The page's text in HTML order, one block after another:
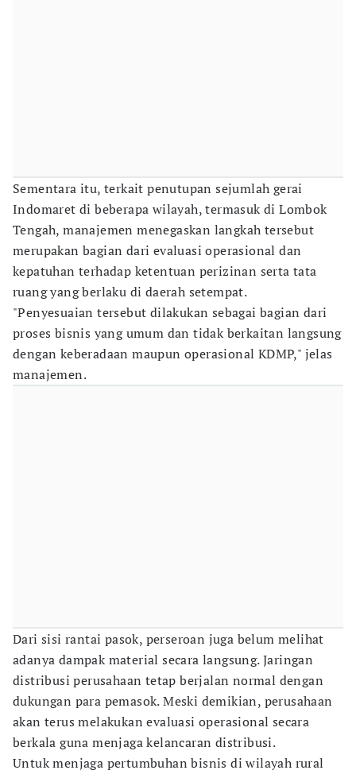
Sementara itu, terkait penutupan sejumlah gerai
Indomaret di beberapa wilayah, termasuk di Lombok
Tengah, manajemen menegaskan langkah tersebut
merupakan bagian dari evaluasi operasional dan
kepatuhan terhadap ketentuan perizinan serta tata
ruang yang berlaku di daerah setempat.
"Penyesuaian tersebut dilakukan sebagai bagian dari
proses bisnis yang umum dan tidak berkaitan langsung
dengan keberadaan maupun operasional KDMP," jelas
manajemen.
Dari sisi rantai pasok, perseroan juga belum melihat
adanya dampak material secara langsung. Jaringan
distribusi perusahaan tetap berjalan normal dengan
dukungan para pemasok. Meski demikian, perusahaan
akan terus melakukan evaluasi operasional secara
berkala guna menjaga kelancaran distribusi.
Untuk menjaga pertumbuhan bisnis di wilayah rural